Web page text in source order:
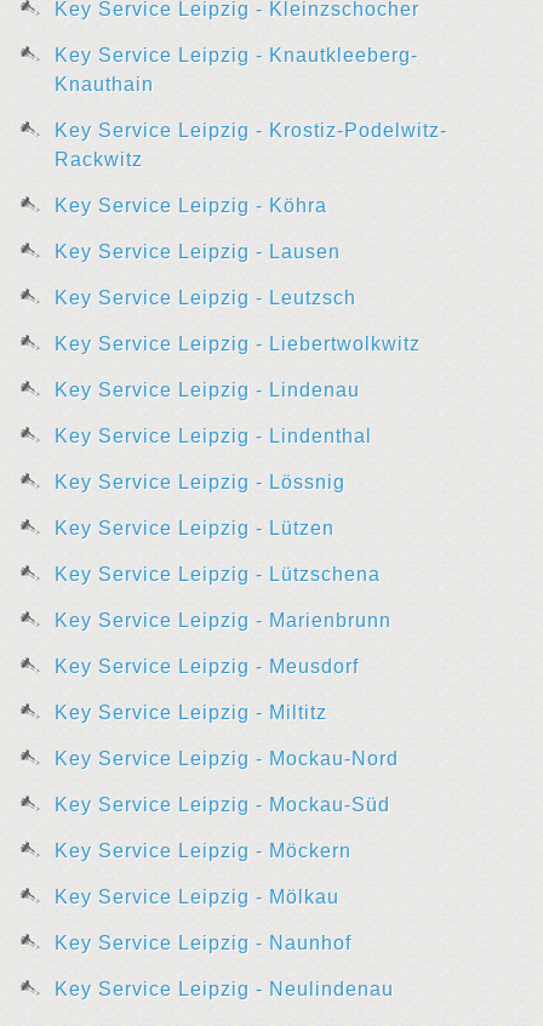
Key Service Leipzig - Kleinzschocher
Key Service Leipzig - Knautkleeberg-
Knauthain
Key Service Leipzig - Krostiz-Podelwitz-
Rackwitz
Key Service Leipzig - Köhra
Key Service Leipzig - Lausen
Key Service Leipzig - Leutzsch
Key Service Leipzig - Liebertwolkwitz
Key Service Leipzig - Lindenau
Key Service Leipzig - Lindenthal
Key Service Leipzig - Lössnig
Key Service Leipzig - Lützen
Key Service Leipzig - Lützschena
Key Service Leipzig - Marienbrunn
Key Service Leipzig - Meusdorf
Key Service Leipzig - Miltitz
Key Service Leipzig - Mockau-Nord
Key Service Leipzig - Mockau-Süd
Key Service Leipzig - Möckern
Key Service Leipzig - Mölkau
Key Service Leipzig - Naunhof
Key Service Leipzig - Neulindenau